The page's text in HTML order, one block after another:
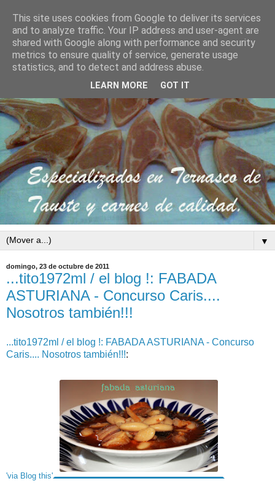
▼
domingo, 23 de octubre de 2011
...tito1972ml / el blog !: FABADA
ASTURIANA - Concurso Caris....
Nosotros también!!!
...tito1972ml / el blog !: FABADA ASTURIANA - Concurso
Caris.... Nosotros también!!!:
'via Blog this'
This site uses cookies from Google to deliver its services
and to analyze traffic. Your IP address and user-agent are
shared with Google along with performance and security
metrics to ensure quality of service, generate usage
statistics, and to detect and address abuse.
LEARN MORE GOT IT